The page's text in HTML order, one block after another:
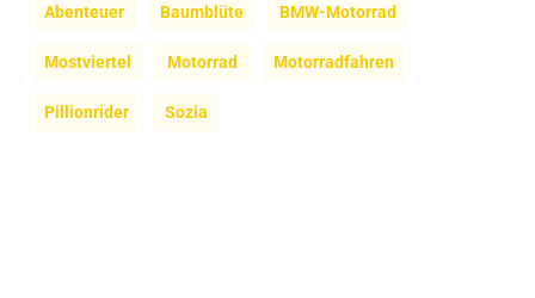
Abenteuer Baumblüte BMW-Motorrad
Mostviertel Motorrad Motorradfahren
Pillionrider Sozia